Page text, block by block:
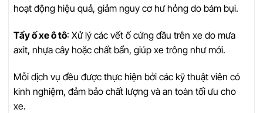
hoạt động hiệu quả, giảm nguy cơ hư hỏng do bám bụi.
Tẩy ố xe ô tô: Xử lý các vết ố cứng đầu trên xe do mưa
axit, nhựa cây hoặc chất bẩn, giúp xe trông như mới.
Mỗi dịch vụ đều được thực hiện bởi các kỹ thuật viên có
kinh nghiệm, đảm bảo chất lượng và an toàn tối ưu cho
xe.